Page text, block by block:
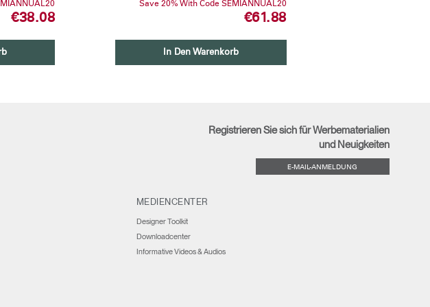
€38.08
Save 20% With Code SEMIANNUAL20
€61.88
In Den Warenkorb
Registrieren Sie sich für Werbematerialien
und Neuigkeiten
E-MAIL-ANMELDUNG
MEDIENCENTER
Designer Toolkit
Downloadcenter
Informative Videos & Audios